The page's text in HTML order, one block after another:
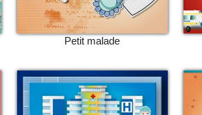
Petit malade